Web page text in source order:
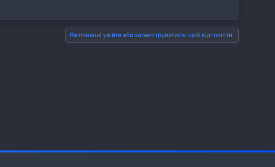
Ви повинні увійти або зареєструватися, щоб відповісти.